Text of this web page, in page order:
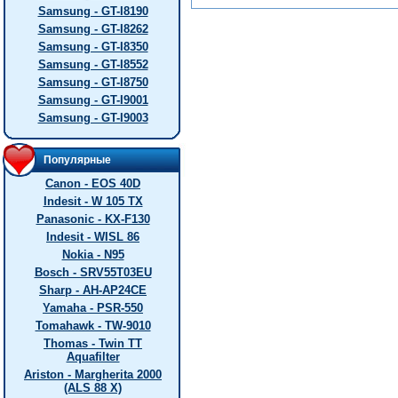
Samsung - GT-I8190
Samsung - GT-I8262
Samsung - GT-I8350
Samsung - GT-I8552
Samsung - GT-I8750
Samsung - GT-I9001
Samsung - GT-I9003
Популярные
Canon - EOS 40D
Indesit - W 105 TX
Panasonic - KX-F130
Indesit - WISL 86
Nokia - N95
Bosch - SRV55T03EU
Sharp - AH-AP24CE
Yamaha - PSR-550
Tomahawk - TW-9010
Thomas - Twin TT
Aquafilter
Ariston - Margherita 2000
(ALS 88 X)